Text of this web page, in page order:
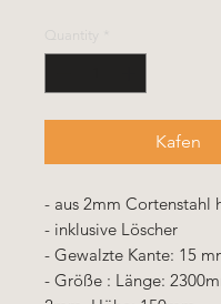
Quantity
Kafen
- aus 2mm Cortenstahl
- inklusive Löscher
- Gewalzte Kante: 15
- Größe : Länge: